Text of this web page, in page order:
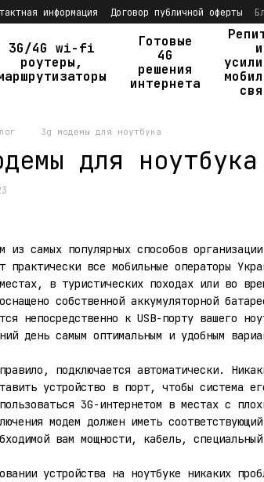
информация Договор публичной оферты
3G/4G wi-fi
роутеры,
Готовые
4G
решения
интернета
и
3g модемы для ноутбука
для ноутбука
из самых популярных способов
практически все мобильные операторы
в туристических походах или во
собственной аккумуляторной
непосредственно к USB-порту вашего
день самым оптимальным и удобным
подключается автоматически.
устройство в порт, чтобы система
3G-интернетом в местах с
модем должен иметь
вам мощности, кабель,
устройства на ноутбуке никаких